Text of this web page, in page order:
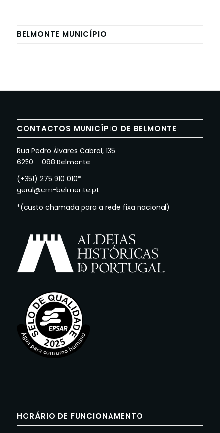
BELMONTE MUNICÍPIO
CONTACTOS MUNICÍPIO DE BELMONTE
Rua Pedro Álvares Cabral, 135
6250 – 088 Belmonte
(+351) 275 910 010*
geral@cm-belmonte.pt
*(custo chamada para a rede fixa nacional)
HORÁRIO DE FUNCIONAMENTO